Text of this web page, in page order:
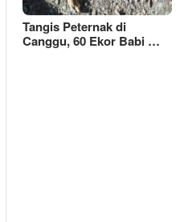
Tangis Peternak di
Canggu, 60 Ekor Babi …